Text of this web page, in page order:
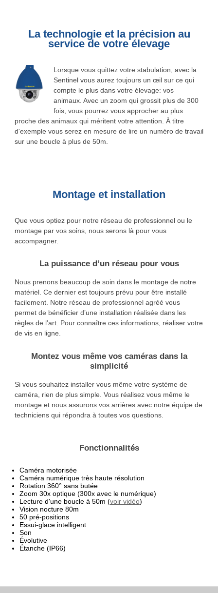
La technologie et la précision au
service de votre élevage
Lorsque vous quittez votre stabulation, avec la
Sentinel vous aurez toujours un œil sur ce qui
compte le plus dans votre élevage: vos
animaux. Avec un zoom qui grossit plus de 300
fois, vous pourrez vous approcher au plus
proche des animaux qui méritent votre attention. À titre
d'exemple vous serez en mesure de lire un numéro de travail
sur une boucle à plus de 50m.
Montage et installation
Que vous optiez pour notre réseau de professionnel ou le
montage par vos soins, nous serons là pour vous
accompagner.
La puissance d’un réseau pour vous
Nous prenons beaucoup de soin dans le montage de notre
matériel. Ce dernier est toujours prévu pour être installé
facilement. Notre réseau de professionnel agréé vous
permet de bénéficier d’une installation réalisée dans les
règles de l’art. Pour connaître ces informations, réaliser votre
de vis en ligne.
Montez vous même vos caméras dans la
simplicité
Si vous souhaitez installer vous même votre système de
caméra, rien de plus simple. Vous réalisez vous même le
montage et nous assurons vos arrières avec notre équipe de
techniciens qui répondra à toutes vos questions.
Fonctionnalités
Caméra motorisée
Caméra numérique très haute résolution
Rotation 360° sans butée
Zoom 30x optique (300x avec le numérique)
Lecture d'une boucle à 50m (voir vidéo)
Vision nocture 80m
50 pré-positions
Essui-glace intelligent
Son
Évolutive
Étanche (IP66)